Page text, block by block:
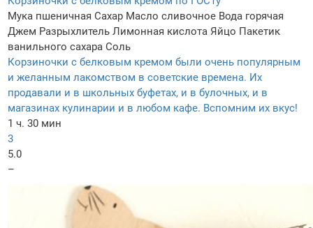
Мука пшеничная Сахар Масло сливочное Вода горячая
Джем Разрыхлитель Лимонная кислота Яйцо Пакетик
ванильного сахара Соль
Корзиночки с белковым кремом были очень популярным
и желанным лакомством в советские времена. Их
продавали и в школьных буфетах, и в булочных, и в
магазинах кулинарии и в любом кафе. Вспомним их вкус!
1 ч. 30 мин
3
5.0
–